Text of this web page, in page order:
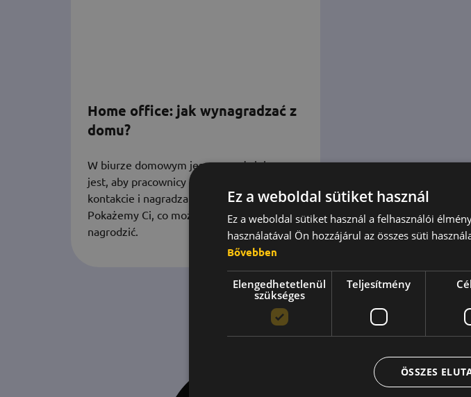
Home office: jak wynagradzać z
domu?
W biurze domowym jeszcze ważniejsze
jest, aby pracownicy pozostawali w
kontakcie i nagradzali się nawzajem!
Pokażemy Ci, co możesz zrobić, aby ich
nagrodzić.
Ez a weboldal sütiket használ
Ez a weboldal sütiket használ a felhasználói
használatával Ön hozzájárul az összes süti
Bővebben
Elengedhetetlenül
szükséges
Teljesítmény
ÖSSZES